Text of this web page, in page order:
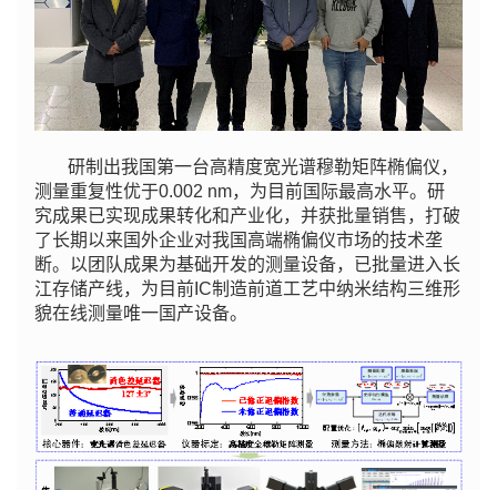
研制出我国第一台高精度宽光谱穆勒矩阵椭偏仪，
测量重复性优于0.002 nm，为目前国际最高水平。研
究成果已实现成果转化和产业化，并获批量销售，打破
了长期以来国外企业对我国高端椭偏仪市场的技术垄
断。以团队成果为基础开发的测量设备，已批量进入长
江存储产线，为目前IC制造前道工艺中纳米结构三维形
貌在线测量唯一国产设备。